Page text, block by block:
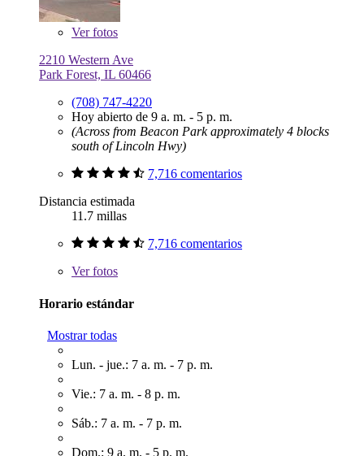
Verfotos
2210 Western Ave
Park Forest, IL 60466
(708) 747-4220
Hoy abierto de 9 a. m. - 5 p. m.
(Across from Beacon Park approximately 4 blocks
south of Lincoln Hwy)
7,716 comentarios
Distancia estimada
11.7 millas
7,716 comentarios
Verfotos
Horario estándar
Mostrar todas
Lun. - jue.: 7 a. m. - 7 p. m.
Vie.: 7 a. m. - 8 p. m.
Sáb.: 7 a. m. - 7 p. m.
Dom.: 9 a. m. - 5 p. m.